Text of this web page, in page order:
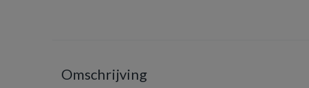
Omschrijving